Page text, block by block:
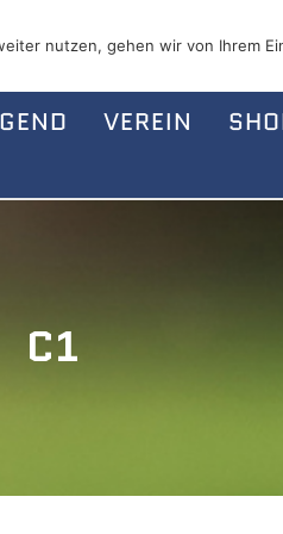
VEREIN
C1
nutzen, gehen wir von Ihrem